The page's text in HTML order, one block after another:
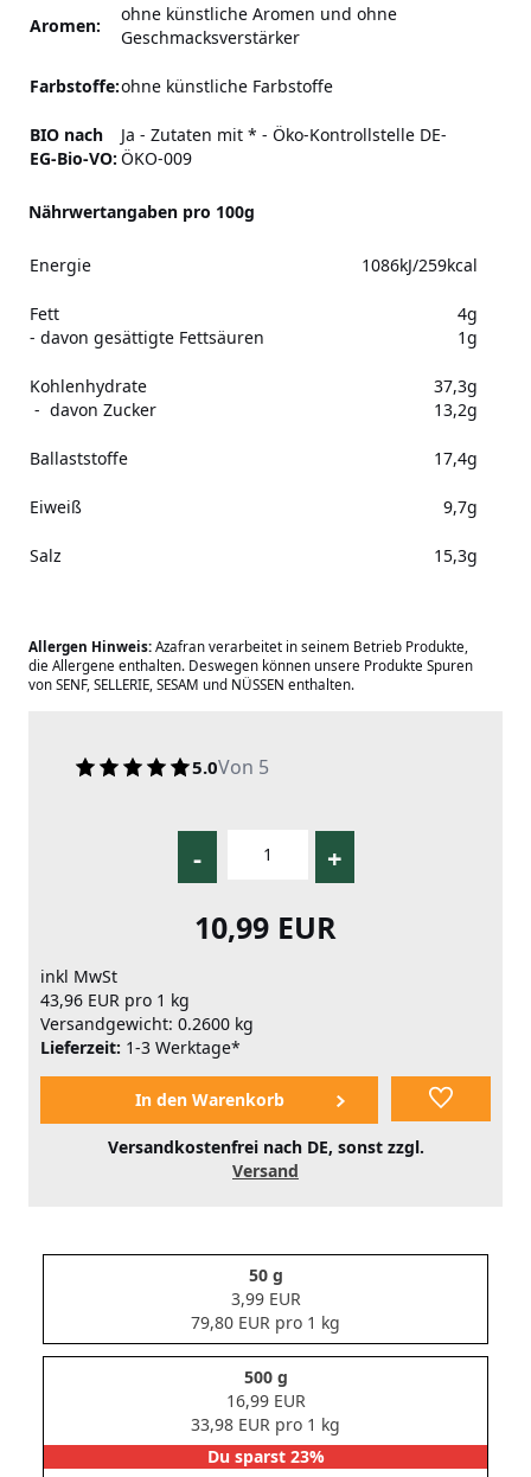
Aromen:
ohne künstliche Aromen und ohne
Geschmacksverstärker
Farbstoffe:ohne künstliche Farbstoffe
BIO nach
EG-Bio-VO:
Ja - Zutaten mit * - Öko-Kontrollstelle DE-
ÖKO-009
Nährwertangaben pro 100g
Energie 1086kJ/259kcal
Fett
- davon gesättigte Fettsäuren
4g
1g
Kohlenhydrate
- davon Zucker
37,3g
13,2g
Ballaststoffe 17,4g
Eiweiß 9,7g
Salz 15,3g
Allergen Hinweis: Azafran verarbeitet in seinem Betrieb Produkte,
die Allergene enthalten. Deswegen können unsere Produkte Spuren
von SENF, SELLERIE, SESAM und NÜSSEN enthalten.
5.0Von 5
- +
10,99 EUR
inkl MwSt
43,96 EUR pro 1 kg
Versandgewicht: 0.2600 kg
Lieferzeit: 1-3 Werktage*
Versandkostenfrei nach DE, sonst zzgl.
Versand
50 g
3,99 EUR
79,80 EUR pro 1 kg
500 g
16,99 EUR
33,98 EUR pro 1 kg
Du sparst 23%